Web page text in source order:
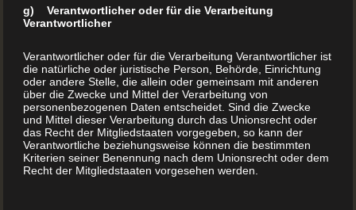
g) Verantwortlicher oder für die Verarbeitung
Verantwortlicher
Verantwortlicher oder für die Verarbeitung Verantwortlicher ist
die natürliche oder juristische Person, Behörde, Einrichtung
oder andere Stelle, die allein oder gemeinsam mit anderen
über die Zwecke und Mittel der Verarbeitung von
personenbezogenen Daten entscheidet. Sind die Zwecke
und Mittel dieser Verarbeitung durch das Unionsrecht oder
das Recht der Mitgliedstaaten vorgegeben, so kann der
Verantwortliche beziehungsweise können die bestimmten
Kriterien seiner Benennung nach dem Unionsrecht oder dem
Recht der Mitgliedstaaten vorgesehen werden.